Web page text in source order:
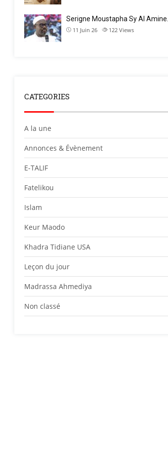
Serigne Moustapha Sy Al Amine…
11 Juin 26 122 Views
CATEGORIES
A la une
Annonces & Évènement
E-TALIF
Fatelikou
Islam
Keur Maodo
Khadra Tidiane USA
Leçon du jour
Madrassa Ahmediya
Non classé